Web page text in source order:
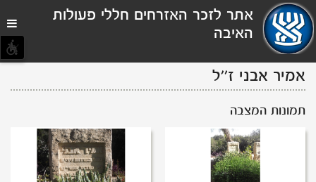
תפריט
נגישות
אתר לזכר האזרחים חללי פעולות
האיבה
אמיר אבני ז''ל
תמונות המצבה